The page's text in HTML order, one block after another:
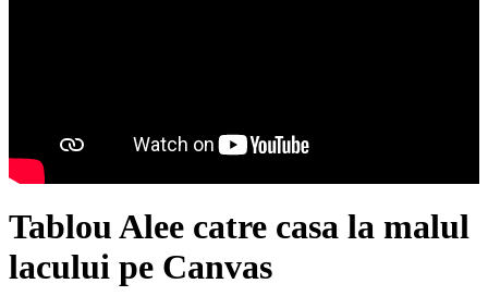
Tablou Alee catre casa la malul
lacului pe Canvas